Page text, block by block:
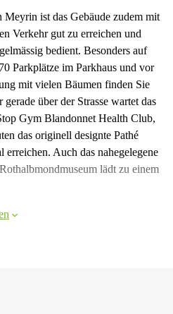
ist das Gebäude zudem mit
Verkehr gut zu erreichen und
bedient. Besonders auf
Parkplätze im Parkhaus und vor
mit vielen Bäumen finden Sie
über der Strasse wartet das
Gym Blandonnet Health Club,
das originell designte Pathé
Auch das nahegelegene
lädt zu einem